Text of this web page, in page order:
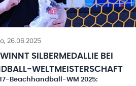
26.06.2025
SILBERMEDALLIE BEI
WELTMEISTERSCHAFT
Beachhandball-WM 2025: